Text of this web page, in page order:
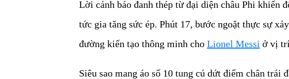
Lời cảnh báo đanh thép từ đại diện châu Phi khiến
tức gia tăng sức ép. Phút 17, bước ngoặt thực sự
đường kiến tạo thông minh cho Lionel Messi ở vị
Siêu sao mang áo số 10 tung cú dứt điểm chân trái